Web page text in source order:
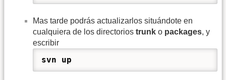
Mas tarde podrás actualizarlos situándote en
cualquiera de los directorios trunk o packages, y
escribir
svn up